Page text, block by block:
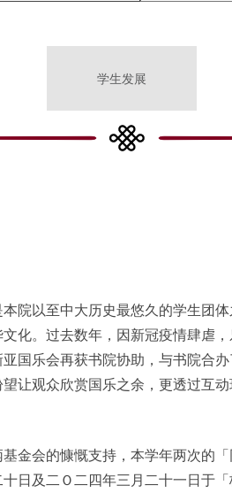
学生发展
院以至中大历史最悠久的学生团
化。过去数年，因新冠疫情肆虐
国乐会再获书院协助，与书院合
让观众欣赏国乐之余，更透过互
金会的慷慨支持，本学年两次的
日及二Ｏ二四年三月二十一日于